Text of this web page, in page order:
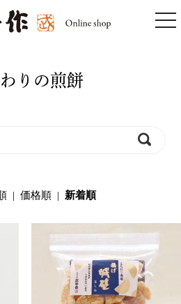
りの煎餅
| 価格順| 新着順